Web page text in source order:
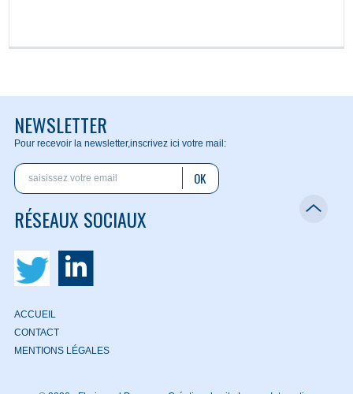
NEWSLETTER
Pour recevoir la newsletter,inscrivez ici votre mail:
OK
RÉSEAUX SOCIAUX
ACCUEIL
CONTACT
MENTIONS LÉGALES